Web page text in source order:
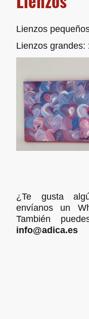
Lienzos
Lienzos grandes:
¿Te gusta
envíanos un
También
info@adica.es